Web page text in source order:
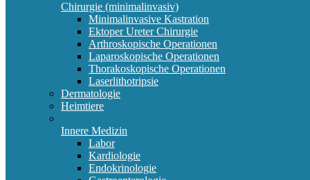
Chirurgie (minimalinvasiv)
Minimalinvasive Kastration
Ektoper Ureter Chirurgie
Arthroskopische Operationen
Laparoskopische Operationen
Thorakoskopische Operationen
Laserlithotripsie
Dermatologie
Heimtiere
Innere Medizin
Labor
Kardiologie
Endokrinologie